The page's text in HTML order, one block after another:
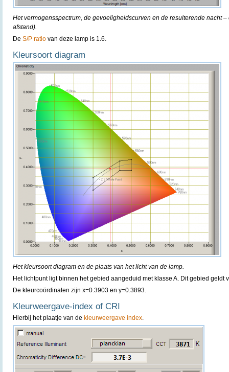
Het vermogensspectrum, de gevoeligheidscurven en de resulterende nacht
afstand).
De S/P ratio van deze lamp is 1.6.
Kleursoort diagram
Het kleursoort diagram en de plaats van het licht van de lamp.
Het lichtpunt ligt binnen het gebied aangeduid met klasse A. Dit gebied geldt
De kleurcoördinaten zijn x=0.3903 en y=0.3893.
Kleurweergave-index of CRI
Hierbij het plaatje van de kleurweergave index.